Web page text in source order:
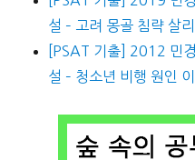
설 – 고려 몽골 침략 살
[PSAT 기출] 2012 민
설 – 청소년 비행 원인